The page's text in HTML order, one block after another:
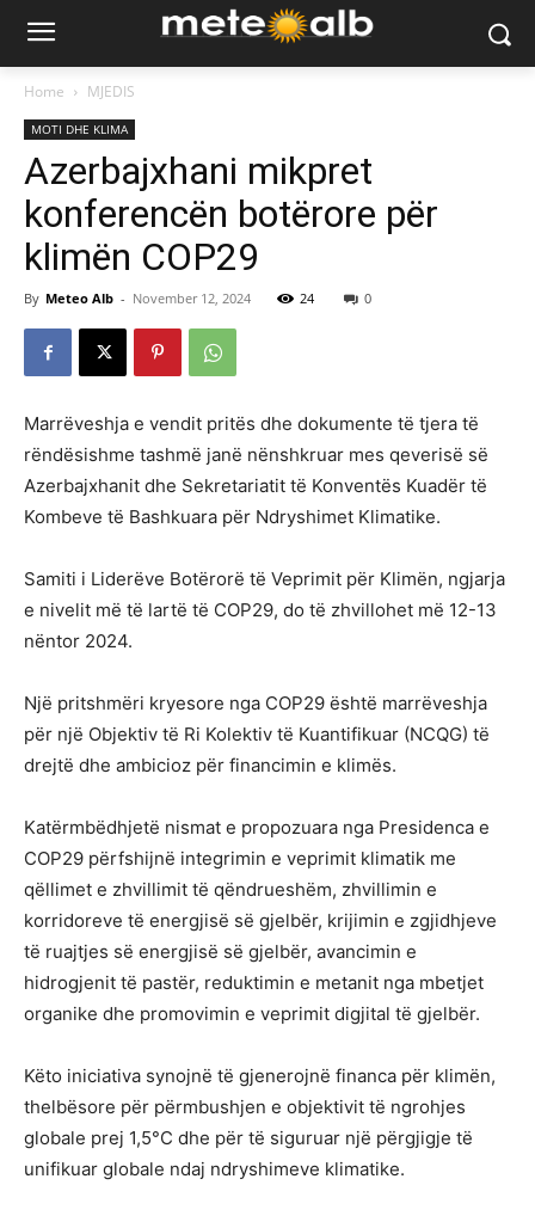
Home MJEDIS
MOTI DHE KLIMA
Azerbajxhani mikpret
konferencën botërore për
klimën COP29
By Meteo Alb - November 12, 2024 24 0
Marrëveshja e vendit pritës dhe dokumente të tjera të
rëndësishme tashmë janë nënshkruar mes qeverisë së
Azerbajxhanit dhe Sekretariatit të Konventës Kuadër të
Kombeve të Bashkuara për Ndryshimet Klimatike.
Samiti i Liderëve Botërorë të Veprimit për Klimën, ngjarja
e nivelit më të lartë të COP29, do të zhvillohet më 12-13
nëntor 2024.
Një pritshmëri kryesore nga COP29 është marrëveshja
për një Objektiv të Ri Kolektiv të Kuantifikuar (NCQG) të
drejtë dhe ambicioz për financimin e klimës.
Katërmbëdhjetë nismat e propozuara nga Presidenca e
COP29 përfshijnë integrimin e veprimit klimatik me
qëllimet e zhvillimit të qëndrueshëm, zhvillimin e
korridoreve të energjisë së gjelbër, krijimin e zgjidhjeve
të ruajtjes së energjisë së gjelbër, avancimin e
hidrogjenit të pastër, reduktimin e metanit nga mbetjet
organike dhe promovimin e veprimit digjital të gjelbër.
Këto iniciativa synojnë të gjenerojnë financa për klimën,
thelbësore për përmbushjen e objektivit të ngrohjes
globale prej 1,5°C dhe për të siguruar një përgjigje të
unifikuar globale ndaj ndryshimeve klimatike.